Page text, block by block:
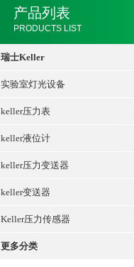
产品列表
PRODUCTS LIST
瑞士Keller
实验室灯光设备
keller压力表
keller液位计
keller压力变送器
keller变送器
Keller压力传感器
更多分类